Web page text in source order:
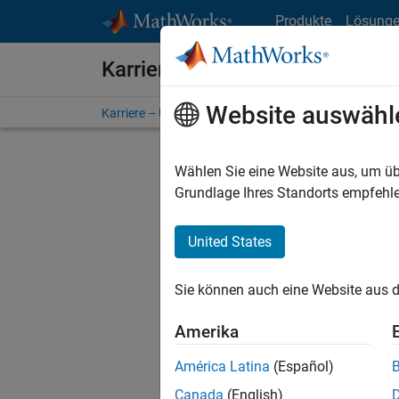
Produkte
Karriere bei MathWorks
Karriere – Übersicht Stellensuche
FILTER:
Stellen
Es
Region
Website
Wählen Sie eine Website aus, um
Grundlage Ihres Standorts
United States
Sie können auch eine Website aus
Amerika
América Latina (Español)
Canada (English)